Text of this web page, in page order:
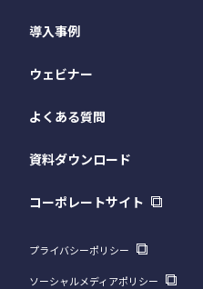
導入事例
ウェビナー
よくある質問
資料ダウンロード
コーポレートサイト
プライバシーポリシー
ソーシャルメディアポリシー